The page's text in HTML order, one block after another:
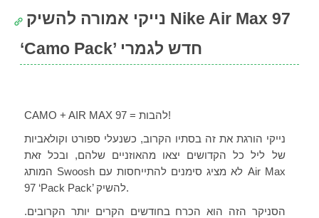
נייקי אמורה להשיק Nike Air Max 97
‘Camo Pack’ חדש לגמרי
CAMO + AIR MAX 97 = להבות!
נייקי הורגת את זה בסתיו הקרוב, כשנעלי ספורט וקולאביות
של ליל כל הקדושים יצאו מהאוזניים שלהם, ובכל זאת
המותג Swoosh לא מציג סימנים להתייחסות עם Air Max
97 ‘Pack Pack’ להשיק.
הסניקר הזה הוא הכרח בחודשים הקרים יותר הקרובים.